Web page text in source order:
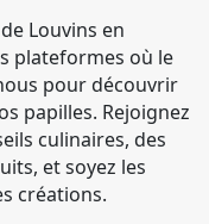
Louvins en
plateformes où le
pour découvrir
papilles. Rejoignez
culinaires, des
et soyez les
créations.